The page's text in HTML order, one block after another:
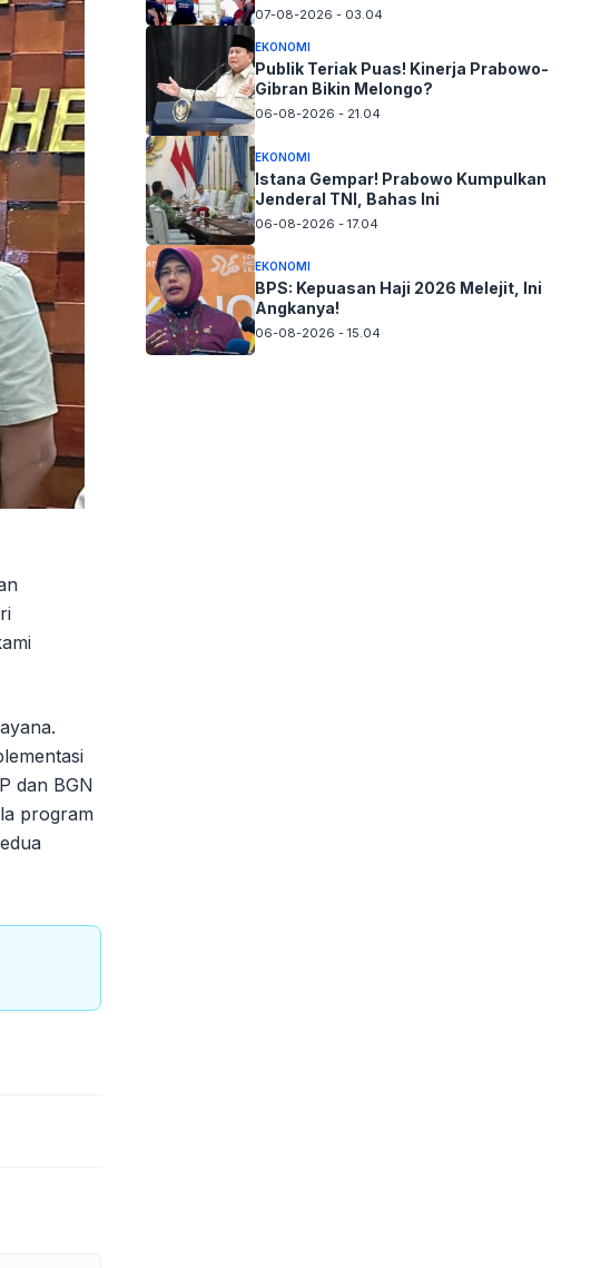
dan BGN
program
07-08-2026 - 03.04
EKONOMI
Publik Teriak Puas! Kinerja Prabowo-
Gibran Bikin Melongo?
06-08-2026 - 21.04
EKONOMI
Istana Gempar! Prabowo Kumpulkan
Jenderal TNI, Bahas Ini
06-08-2026 - 17.04
EKONOMI
BPS: Kepuasan Haji 2026 Melejit, Ini
Angkanya!
06-08-2026 - 15.04